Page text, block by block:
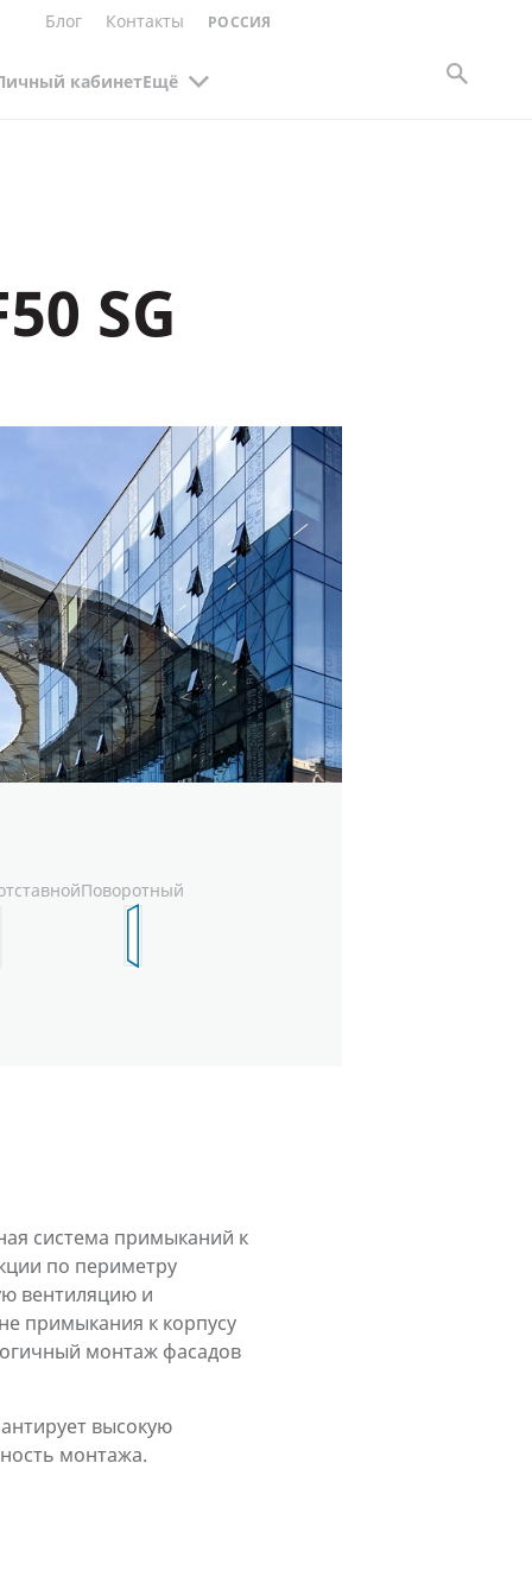
Блог Контакты РОССИЯ
кабинетЕщё
SG
Поворотный
система примыканий к
по периметру
вентиляцию и
примыкания к корпусу
монтаж фасадов
высокую
монтажа.